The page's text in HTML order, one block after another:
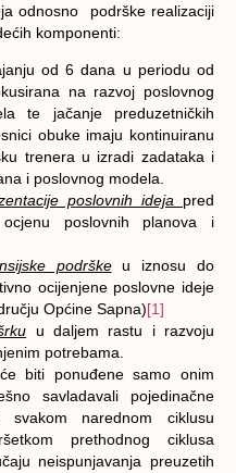
odnosno podrške realizaciji
komponenti:
od 6 dana u periodu od
na razvoj poslovnog
te jačanje preduzetničkih
obuke imaju kontinuiranu
trenera u izradi zadataka i
i poslovnog modela.
poslovnih ideja pred
poslovnih planova i
podrškeu iznosu do
ocijenjene poslovne ideje
Općine Sapna)[1]
u daljem rastu i razvoju
potrebama.
biti ponuđene samo onim
savladavali pojedinačne
narednom ciklusu
prethodnog ciklusa
neispunjavanja preuzetih